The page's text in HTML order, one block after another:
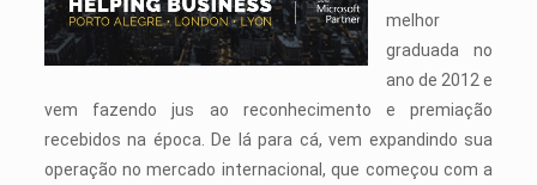
melhor
graduada no
ano de 2012 e
vem fazendo jus ao reconhecimento e premiação
recebidos na época. De lá para cá, vem expandindo sua
operação no mercado internacional, que começou com a